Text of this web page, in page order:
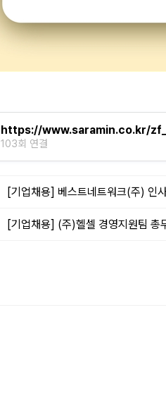
https://www.saramin.co.kr/
103회 연결
[기업채용] 베스트네트워크(주) 인
[기업채용] (주)헬셀 경영지원팀 총